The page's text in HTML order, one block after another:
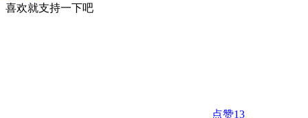
喜欢就支持一下吧
点赞13